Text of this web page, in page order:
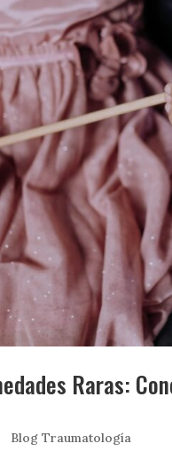
Raras:
Blog Traumatología